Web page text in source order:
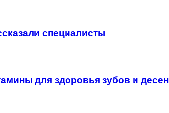
специалисты
для здоровья зубов и десен